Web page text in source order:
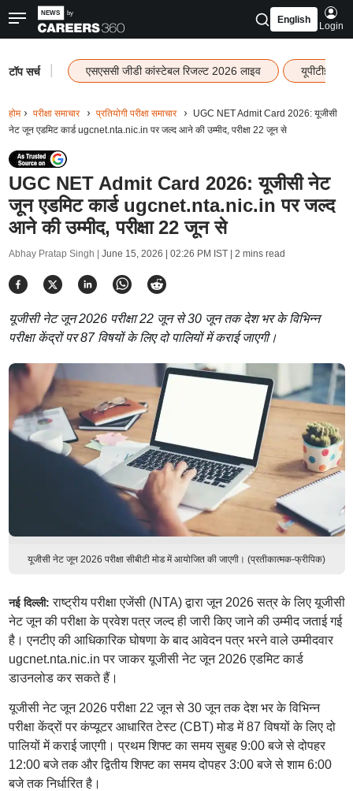
English
Login
टॉप सर्च एसएससी जीडी कांस्टेबल रिजल्ट 2026 लाइव यूपीटीईटी
होम परीक्षा समाचार प्रतियोगी परीक्षा समाचार
UGC NET Admit Card 2026: यूजीसी
नेट जून एडमिट कार्ड ugcnet.nta.nic.in पर जल्द आने की उम्मीद, परीक्षा 22 जून से
UGC NET Admit Card 2026: यूजीसी नेट
जून एडमिट कार्ड ugcnet.nta.nic.in पर जल्द
आने की उम्मीद, परीक्षा 22 जून से
Abhay Pratap Singh | June 15, 2026 | 02:26 PM IST| 2 mins read
यूजीसी नेट जून 2026 परीक्षा 22 जून से 30 जून तक देश भर के विभिन्न
परीक्षा केंद्रों पर 87 विषयों के लिए दो पालियों में कराई जाएगी।
यूजीसी नेट जून 2026 परीक्षा सीबीटी मोड में आयोजित की जाएगी। (प्रतीकात्मक-फ्रीपिक)
नई दिल्ली:राष्ट्रीय परीक्षा एजेंसी (NTA) द्वारा जून 2026 सत्र के लिए यूजीसी
नेट जून की परीक्षा के प्रवेश पत्र जल्द ही जारी किए जाने की उम्मीद जताई गई
है। एनटीए की आधिकारिक घोषणा के बाद आवेदन पत्र भरने वाले उम्मीदवार
ugcnet.nta.nic.in पर जाकर यूजीसी नेट जून 2026 एडमिट कार्ड
डाउनलोड कर सकते हैं।
यूजीसी नेट जून 2026 परीक्षा 22 जून से 30 जून तक देश भर के विभिन्न
परीक्षा केंद्रों पर कंप्यूटर आधारित टेस्ट (CBT) मोड में 87 विषयों के लिए दो
पालियों में कराई जाएगी। प्रथम शिफ्ट का समय सुबह 9:00 बजे से दोपहर
12:00 बजे तक और द्वितीय शिफ्ट का समय दोपहर 3:00 बजे से शाम 6:00
बजे तक निर्धारित है।